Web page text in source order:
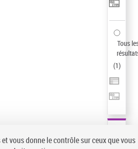
Tous
(1)
vous donne le contrôle sur ceux que vous